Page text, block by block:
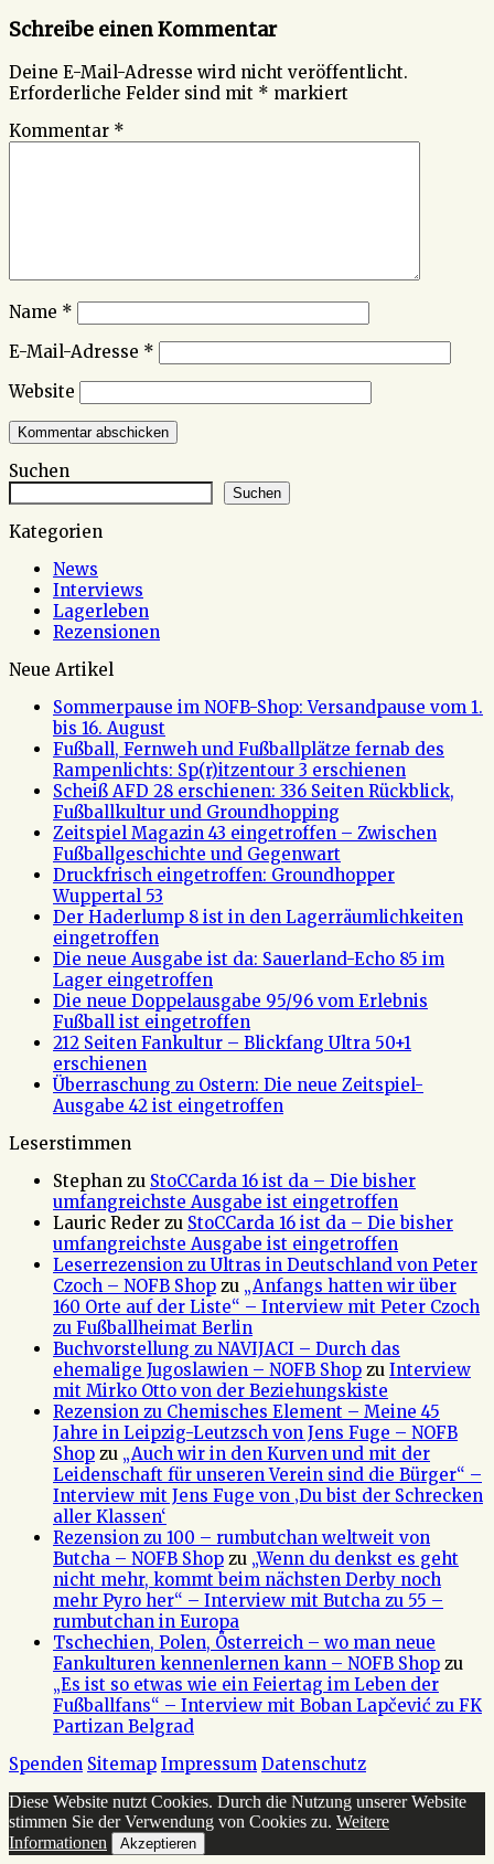
Schreibe einen Kommentar
Deine E-Mail-Adresse wird nicht veröffentlicht.
Erforderliche Felder sind mit * markiert
Kommentar *
Name *
E-Mail-Adresse *
Website
Suchen
Suchen
Kategorien
News
Interviews
Lagerleben
Rezensionen
Neue Artikel
Sommerpause im NOFB-Shop: Versandpause vom 1.
bis 16. August
Fußball, Fernweh und Fußballplätze fernab des
Rampenlichts: Sp(r)itzentour 3 erschienen
Scheiß AFD 28 erschienen: 336 Seiten Rückblick,
Fußballkultur und Groundhopping
Zeitspiel Magazin 43 eingetroffen – Zwischen
Fußballgeschichte und Gegenwart
Druckfrisch eingetroffen: Groundhopper
Wuppertal 53
Der Haderlump 8 ist in den Lagerräumlichkeiten
eingetroffen
Die neue Ausgabe ist da: Sauerland-Echo 85 im
Lager eingetroffen
Die neue Doppelausgabe 95/96 vom Erlebnis
Fußball ist eingetroffen
212 Seiten Fankultur – Blickfang Ultra 50+1
erschienen
Überraschung zu Ostern: Die neue Zeitspiel-
Ausgabe 42 ist eingetroffen
Leserstimmen
Stephan zu StoCCarda 16 ist da – Die bisher
umfangreichste Ausgabe ist eingetroffen
Lauric Reder zu StoCCarda 16 ist da – Die bisher
umfangreichste Ausgabe ist eingetroffen
Leserrezension zu Ultras in Deutschland von Peter
Czoch – NOFB Shop zu „Anfangs hatten wir über
160 Orte auf der Liste“ – Interview mit Peter Czoch
zu Fußballheimat Berlin
Buchvorstellung zu NAVIJACI – Durch das
ehemalige Jugoslawien – NOFB Shop zu Interview
mit Mirko Otto von der Beziehungskiste
Rezension zu Chemisches Element – Meine 45
Jahre in Leipzig-Leutzsch von Jens Fuge – NOFB
Shop zu „Auch wir in den Kurven und mit der
Leidenschaft für unseren Verein sind die Bürger“ –
Interview mit Jens Fuge von ‚Du bist der Schrecken
aller Klassen‘
Rezension zu 100 – rumbutchan weltweit von
Butcha – NOFB Shop zu „Wenn du denkst es geht
nicht mehr, kommt beim nächsten Derby noch
mehr Pyro her“ – Interview mit Butcha zu 55 –
rumbutchan in Europa
Tschechien, Polen, Österreich – wo man neue
Fankulturen kennenlernen kann – NOFB Shop zu
„Es ist so etwas wie ein Feiertag im Leben der
Fußballfans“ – Interview mit Boban Lapčević zu FK
Partizan Belgrad
Spenden Sitemap Impressum Datenschutz
Diese Website nutzt Cookies. Durch die Nutzung unserer Website
stimmen Sie der Verwendung von Cookies zu. Weitere
Informationen
Akzeptieren